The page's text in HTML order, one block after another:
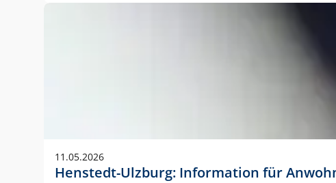
11.05.2026
Henstedt-Ulzburg: Information für